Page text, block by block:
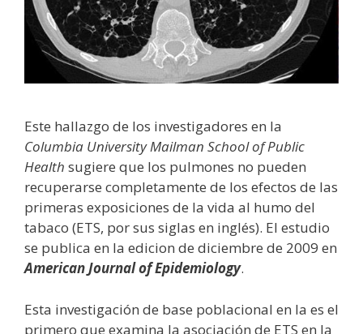
Este hallazgo de los investigadores en la
Columbia University Mailman School of Public
Health sugiere que los pulmones no pueden
recuperarse completamente de los efectos de las
primeras exposiciones de la vida al humo del
tabaco (ETS, por sus siglas en inglés). El estudio
se publica en la edicion de diciembre de 2009 en
American Journal of Epidemiology.
Esta investigación de base poblacional en la es el
primero que examina la asociación de ETS en la